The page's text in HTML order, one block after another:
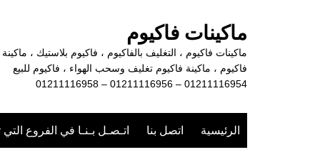
ماكينات فاكيوم
ماكينات فاكيوم ، التغليف بالفاكيوم ، فاكيوم بلاستيك ، ماكينة
فاكيوم ، ماكينة فاكيوم تغليف وسحب الهواء ، فاكيوم للبيع
01211116954 – 01211116956 – 01211116958
الرئيسية اتصل بنا اتـصـل بـنـا في الفروع